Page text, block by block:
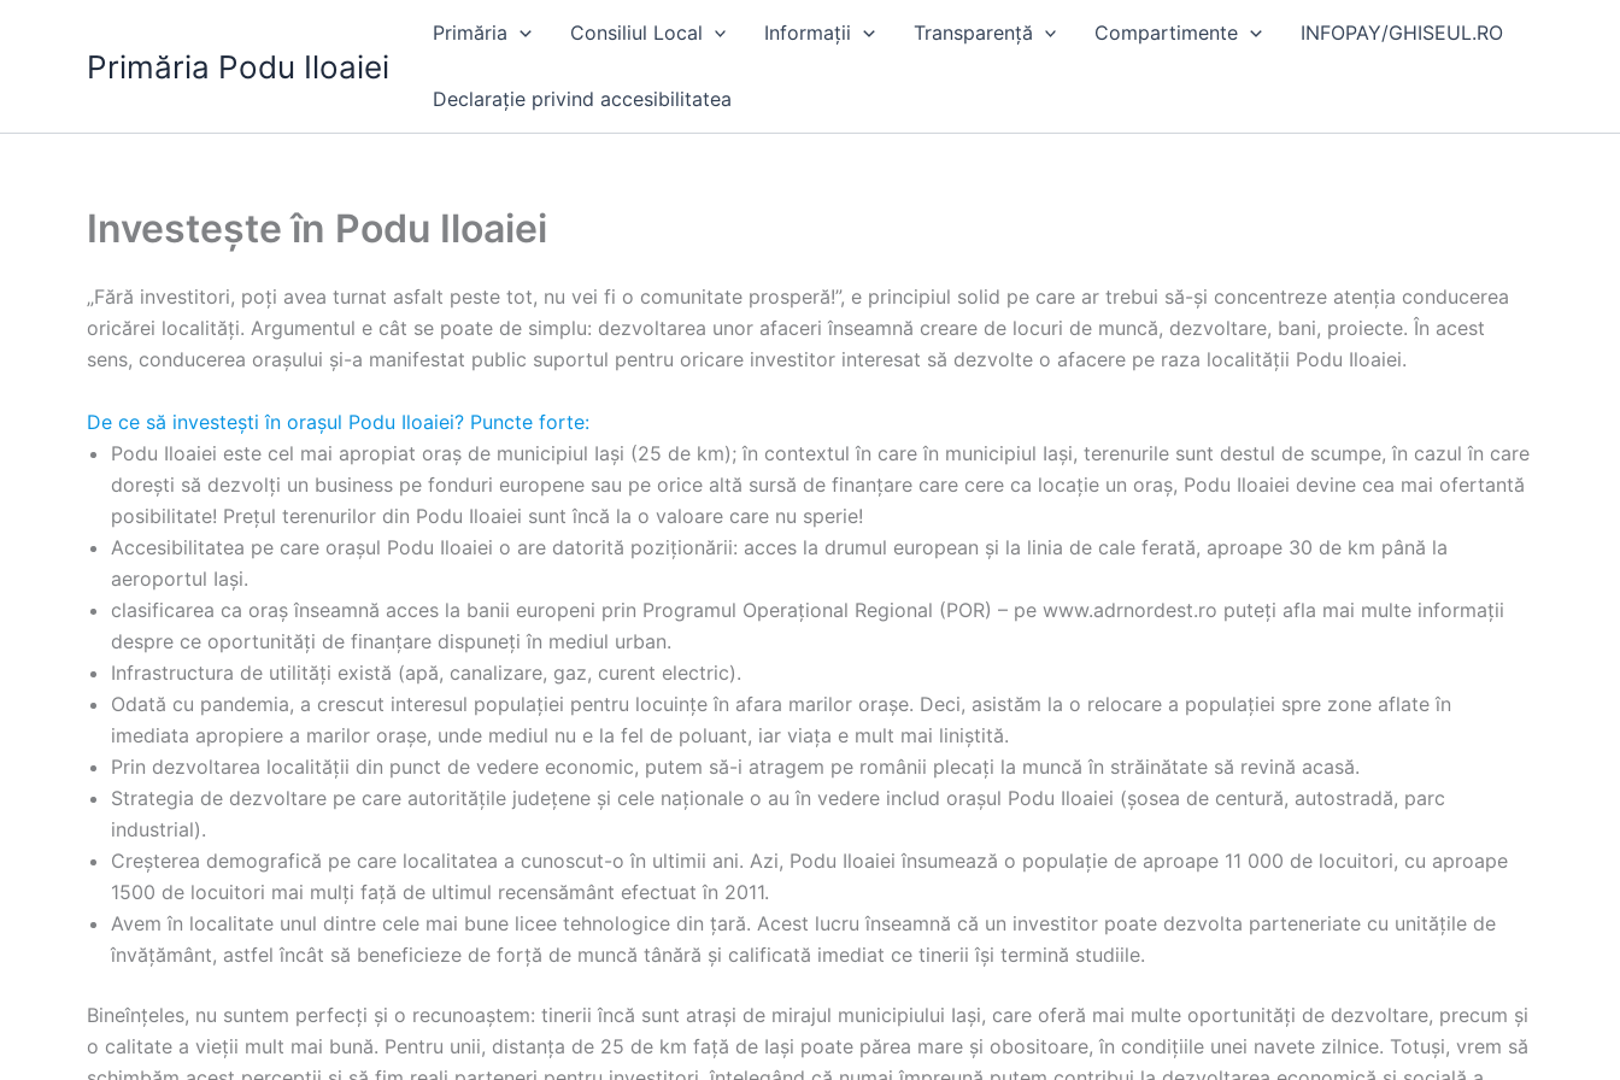
Primăria Podu Iloaiei
Primăria Consiliul Local Informații Transparență Compartimente INFOPAY/GHISEUL.RO
Declarație privind accesibilitatea
Investește în Podu Iloaiei
„Fără investitori, poți avea turnat asfalt peste tot, nu vei fi o comunitate prosperă!”, e principiul solid pe care ar trebui să-și concentreze atenția conducerea
oricărei localități. Argumentul e cât se poate de simplu: dezvoltarea unor afaceri înseamnă creare de locuri de muncă, dezvoltare, bani, proiecte. În acest
sens, conducerea orașului și-a manifestat public suportul pentru oricare investitor interesat să dezvolte o afacere pe raza localității Podu Iloaiei.
De ce să investești în orașul Podu Iloaiei? Puncte forte:
Podu Iloaiei este cel mai apropiat oraș de municipiul Iași (25 de km); în contextul în care în municipiul Iași, terenurile sunt destul de scumpe, în cazul în care
dorești să dezvolți un business pe fonduri europene sau pe orice altă sursă de finanțare care cere ca locație un oraș, Podu Iloaiei devine cea mai ofertantă
posibilitate! Prețul terenurilor din Podu Iloaiei sunt încă la o valoare care nu sperie!
Accesibilitatea pe care orașul Podu Iloaiei o are datorită poziționării: acces la drumul european și la linia de cale ferată, aproape 30 de km până la
aeroportul Iași.
clasificarea ca oraș înseamnă acces la banii europeni prin Programul Operațional Regional (POR) – pe www.adrnordest.ro puteți afla mai multe informații
despre ce oportunități de finanțare dispuneți în mediul urban.
Infrastructura de utilități există (apă, canalizare, gaz, curent electric).
Odată cu pandemia, a crescut interesul populației pentru locuințe în afara marilor orașe. Deci, asistăm la o relocare a populației spre zone aflate în
imediata apropiere a marilor orașe, unde mediul nu e la fel de poluant, iar viața e mult mai liniștită.
Prin dezvoltarea localității din punct de vedere economic, putem să-i atragem pe românii plecați la muncă în străinătate să revină acasă.
Strategia de dezvoltare pe care autoritățile județene și cele naționale o au în vedere includ orașul Podu Iloaiei (șosea de centură, autostradă, parc
industrial).
Creșterea demografică pe care localitatea a cunoscut-o în ultimii ani. Azi, Podu Iloaiei însumează o populație de aproape 11 000 de locuitori, cu aproape
1500 de locuitori mai mulți față de ultimul recensământ efectuat în 2011.
Avem în localitate unul dintre cele mai bune licee tehnologice din țară. Acest lucru înseamnă că un investitor poate dezvolta parteneriate cu unitățile de
învățământ, astfel încât să beneficieze de forță de muncă tânără și calificată imediat ce tinerii își termină studiile.
Bineînțeles, nu suntem perfecți și o recunoaștem: tinerii încă sunt atrași de mirajul municipiului Iași, care oferă mai multe oportunități de dezvoltare, precum și
o calitate a vieții mult mai bună. Pentru unii, distanța de 25 de km față de Iași poate părea mare și obositoare, în condițiile unei navete zilnice. Totuși, vrem să